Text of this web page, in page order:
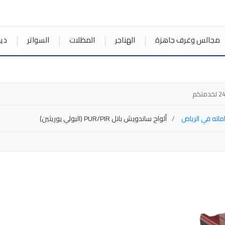
مجالس وغرف جاهزة الهناجر المظلات السواتر
في الرياض ألواح ساندويش بانل PUR/PIR (البولي يوريثين)